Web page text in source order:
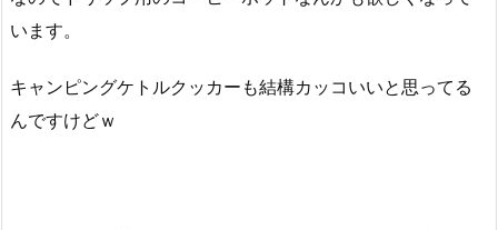
います。
キャンピングケトルクッカーも結構カッコいいと思ってる
んですけどｗ